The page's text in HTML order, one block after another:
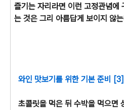
즐기는 자리라면 이런 고정관념에
는 것은 그리 아름답게 보이지 않
와인 맛보기를 위한 기본 준비
초콜릿을 먹은 뒤 수박을 먹으면